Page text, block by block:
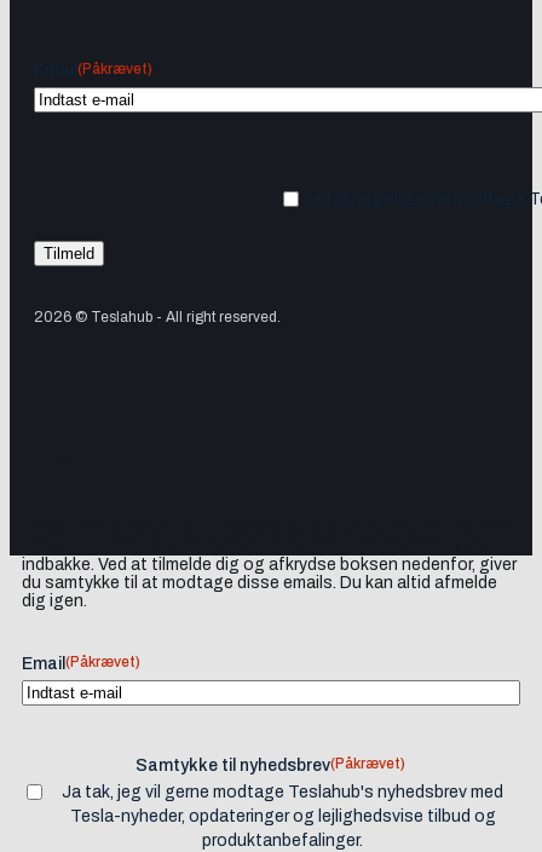
(Påkrævet)
Ja tak, jeg vil gerne modtage
2026 © Teslahub - All right reserved.
indbakke. Ved at tilmelde dig og afkrydse boksen nedenfor, giver
du samtykke til at modtage disse emails. Du kan altid afmelde
dig igen.
Email (Påkrævet)
Samtykke til nyhedsbrev(Påkrævet)
Ja tak, jeg vil gerne modtage Teslahub's nyhedsbrev med
Tesla-nyheder, opdateringer og lejlighedsvise tilbud og
produktanbefalinger.